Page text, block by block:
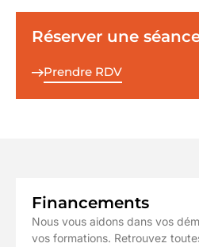
Réserver une
Prendre RDV
Financements
Nous vous aidons dans vos
vos formations. Retrouvez